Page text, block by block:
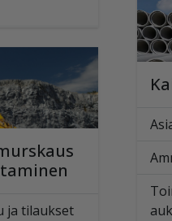
ja tilaukset